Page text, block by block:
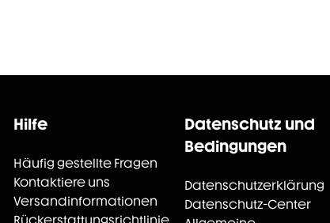
Hilfe
Häufig gestellte Fragen
Kontaktiere uns
Versandinformationen
Datenschutz und
Bedingungen
Datenschutzerklärung
Datenschutz-Center